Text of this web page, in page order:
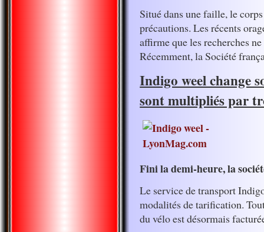
Situé dans une faille, le
précautions. Les récents
affirme que les recherches
Récemment, la Société
Indigo weel change
sont multipliés par
Fini la demi-heure, la
Le service de transport
modalités de tarification.
du vélo est désormais